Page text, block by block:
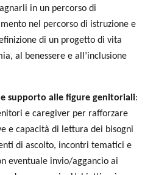
in un percorso di
nel percorso di istruzione e
di un progetto di vita
al benessere e all’inclusione
supporto alle figure genitoriali:
e caregiver per rafforzare
e capacità di lettura dei bisogni
di ascolto, incontri tematici e
eventuale invio/aggancio ai